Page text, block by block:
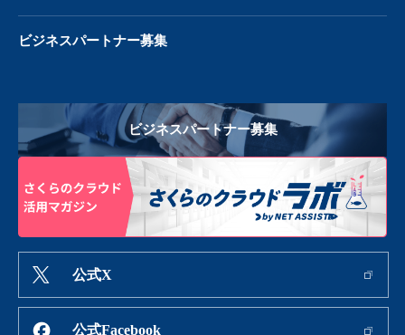
ビジネスパートナー募集
ビジネスパートナー募集
公式X
公式Facebook